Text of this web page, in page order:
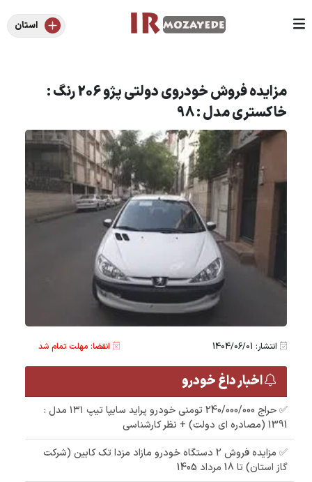
استان
مزایده فروش خودروی دولتی پژو 206 رنگ :
خاکستری مدل : 98
انتشار: 1404/06/01 انقضا: مهلت تمام شد
اخبار داغ خودرو
✅ حراج 240/000/000 تومنی خودرو پراید سایپا تیپ ۱۳۱ مدل :
1391 (مصادره ای دولت) + نظر کارشناسی
✅ مزایده فروش 2 دستگاه خودرو مازاد مزدا تک کابین (شرکت
گاز استان) تا 18 مرداد 1405